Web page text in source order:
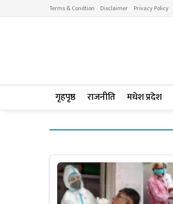
Terms & Condtion Disclaimer Privacy Policy
गृहपृष्ठ राजनीति मधेश प्रदेश